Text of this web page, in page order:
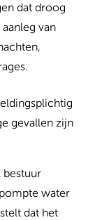
dat droog
van
gevallen zijn
bestuur
water
dat het